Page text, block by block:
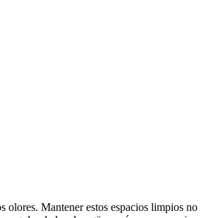
olores. Mantener estos espacios limpios no